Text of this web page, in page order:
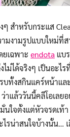
ๆ สำหรับกระแส
มงามรูปแบบใหม่ที่
ยเฉพาะ endota แบ
ไม่ได้จริงๆ เป็นอะไ
บทั้งสกินแคร์หน้าแ
ว่าแล้ววันนี้คลีโอเลย
ใจตั้งแต่หัวจรดเท้า
รน่าสนใจบ้างนั้น…